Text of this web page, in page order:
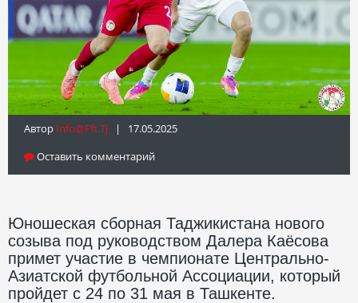
Автор Info@fft.tj | 17.05.2025
Оставить комментарий
Юношеская сборная Таджикистана нового
созыва под руководством Далера Каёсова
примет участие в чемпионате Центрально-
Азиатской футбольной Ассоциации, который
пройдет с 24 по 31 мая в Ташкенте.